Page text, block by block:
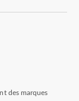
des marques